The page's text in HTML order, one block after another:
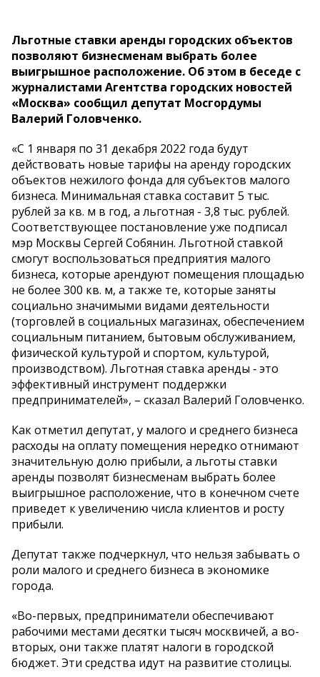
Льготные ставки аренды городских объектов
позволяют бизнесменам выбрать более
выигрышное расположение. Об этом в беседе с
журналистами Агентства городских новостей
«Москва» сообщил депутат Мосгордумы
Валерий Головченко.
«С 1 января по 31 декабря 2022 года будут
действовать новые тарифы на аренду городских
объектов нежилого фонда для субъектов малого
бизнеса. Минимальная ставка составит 5 тыс.
рублей за кв. м в год, а льготная - 3,8 тыс. рублей.
Соответствующее постановление уже подписал
мэр Москвы Сергей Собянин. Льготной ставкой
смогут воспользоваться предприятия малого
бизнеса, которые арендуют помещения площадью
не более 300 кв. м, а также те, которые заняты
социально значимыми видами деятельности
(торговлей в социальных магазинах, обеспечением
социальным питанием, бытовым обслуживанием,
физической культурой и спортом, культурой,
производством). Льготная ставка аренды ‐ это
эффективный инструмент поддержки
предпринимателей», – сказал Валерий Головченко.
Как отметил депутат, у малого и среднего бизнеса
расходы на оплату помещения нередко отнимают
значительную долю прибыли, а льготы ставки
аренды позволят бизнесменам выбрать более
выигрышное расположение, что в конечном счете
приведет к увеличению числа клиентов и росту
прибыли.
Депутат также подчеркнул, что нельзя забывать о
роли малого и среднего бизнеса в экономике
города.
«Во-первых, предприниматели обеспечивают
рабочими местами десятки тысяч москвичей, а во-
вторых, они также платят налоги в городской
бюджет. Эти средства идут на развитие столицы.